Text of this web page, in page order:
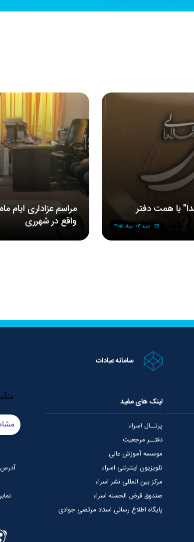
با همت دفتر
شنبه 03 مرداد 1405
مراسم‌ عزاداری‌ ایام
واقع در شهرری
سامانه عبادات
لینک های مفید
پرتــال اسراء
دفتــر مرجعیت
موسسه آموزش عالی
تلویزیون اینترنتی اسراء
مرکز بین المللی نشر اسراء
صندوق قرض الحسنه اسراء
پایگاه اطلاع رسانی استاد مرتضی جوادی
آدرس: قم، 75 متری عمار
نمابر: